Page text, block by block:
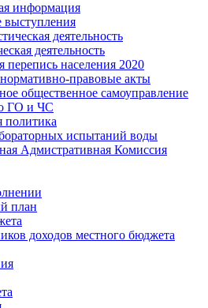
информация
деятельность
деятельность
перепись населения 2020
правовые акты
общественное самоуправление
ГО и ЧС
политика
испытаний воды
Адмистративная Комиссия
план
доходов местного бюджета